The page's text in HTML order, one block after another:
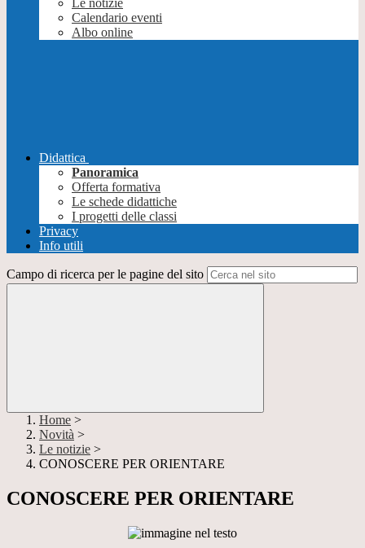
Le notizie
Calendario eventi
Albo online
Didattica
Panoramica
Offerta formativa
Le schede didattiche
I progetti delle classi
Privacy
Info utili
Campo di ricerca per le pagine del sito
Home >
Novità >
Le notizie >
CONOSCERE PER ORIENTARE
CONOSCERE PER ORIENTARE